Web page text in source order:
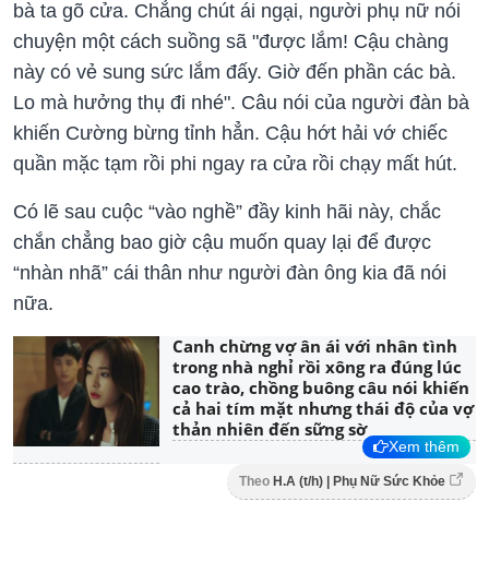
bà ta gõ cửa. Chẳng chút ái ngại, người phụ nữ nói
chuyện một cách suồng sã "được lắm! Cậu chàng
này có vẻ sung sức lắm đấy. Giờ đến phần các bà.
Lo mà hưởng thụ đi nhé". Câu nói của người đàn bà
khiến Cường bừng tỉnh hẳn. Cậu hớt hải vớ chiếc
quần mặc tạm rồi phi ngay ra cửa rồi chạy mất hút.
Có lẽ sau cuộc “vào nghề” đầy kinh hãi này, chắc
chắn chẳng bao giờ cậu muốn quay lại để được
“nhàn nhã” cái thân như người đàn ông kia đã nói
nữa.
Canh chừng vợ ân ái với nhân tình
trong nhà nghỉ rồi xông ra đúng lúc
cao trào, chồng buông câu nói khiến
cả hai tím mặt nhưng thái độ của vợ
thản nhiên đến sững sờ
Xem thêm
Theo H.A (t/h) | Phụ Nữ Sức Khỏe